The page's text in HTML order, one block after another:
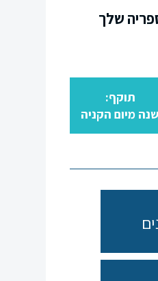
שלך
תוקף:
שנה מיום הקניה